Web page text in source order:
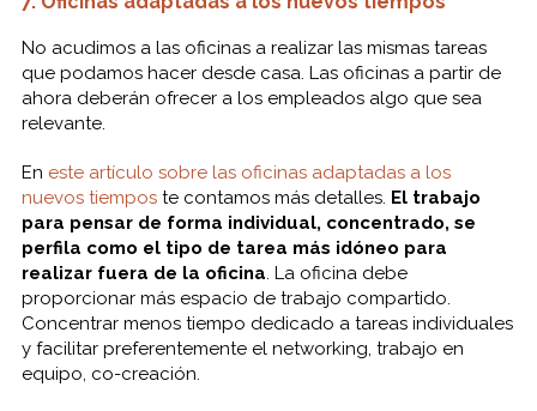
No acudimos a las oficinas a realizar las mismas tareas
que podamos hacer desde casa. Las oficinas a partir de
ahora deberán ofrecer a los empleados algo que sea
relevante.
En este artículo sobre las oficinas adaptadas a los
nuevos tiemposte contamos más detalles. El trabajo
para pensar de forma individual, concentrado, se
perfila como el tipo de tarea más idóneo para
realizar fuera de la oficina. La oficina debe
proporcionar más espacio de trabajo compartido.
Concentrar menos tiempo dedicado a tareas individuales
y facilitar preferentemente el networking, trabajo en
equipo, co-creación.